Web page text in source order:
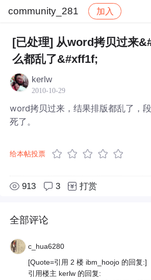
community_281 加入
社区 community_281 帖子详情
[已处理] 从word拷贝过来
么都乱了&#xff1f;
kerlw
2010-10-29
word拷贝过来，结果排版都乱了，
死了。
给本帖投票
913 3 打赏
全部评论
c_hua6280
[Quote=引用 2 楼 ibm_hoojo 的回复:]
引用楼主 kerlw 的回复: